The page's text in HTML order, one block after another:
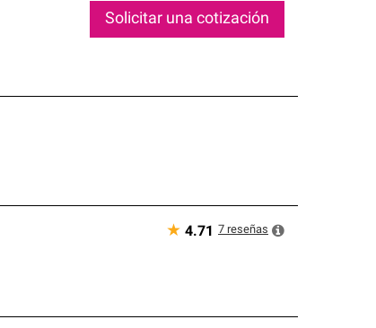
Solicitar una cotización
★ 4.71 7 reseñas